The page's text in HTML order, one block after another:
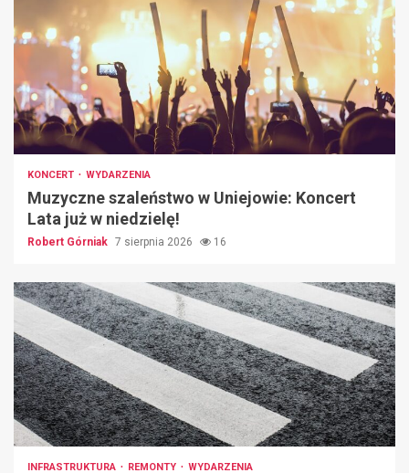
KONCERT WYDARZENIA
Muzyczne szaleństwo w Uniejowie: Koncert
Lata już w niedzielę!
Robert Górniak 7 sierpnia 2026 16
INFRASTRUKTURA REMONTY WYDARZENIA